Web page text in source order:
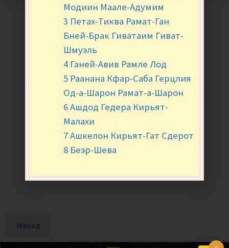
Назад
Модиин Маале-Адумим
3 Петах-Тиква Рамат-Ган
Бней-Брак Гиватаим Гиват-
Шмуэль
4 Ганей-Авив Рамле Лод
5 Раанана Кфар-Саба Герцлия
Од-а-Шарон Рамат-а-Шарон
6 Ашдод Гедера Кирьят-
Малахи
7 Ашкелон Кирьят-Гат Сдерот
8 Беэр-Шева